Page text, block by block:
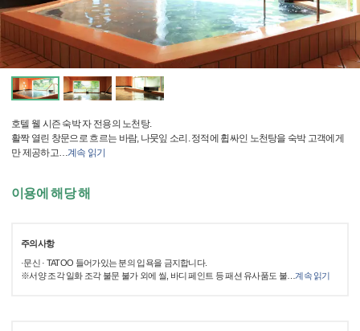
호텔 웰 시즌 숙박 자 전용의 노천탕.
활짝 열린 창문으로 흐르는 바람, 나뭇잎 소리. 정적에 휩싸인 노천탕을 숙박 고객에게
만 제공하고…계속 읽기
이용에 해당 해
주의사항
·문신 · TATOO 들어가있는 분의 입욕을 금지합니다.
※서양 조각 일화 조각 불문 불가 외에 씰, 바디 페인트 등 패션 유사품도 불… 계속 읽기